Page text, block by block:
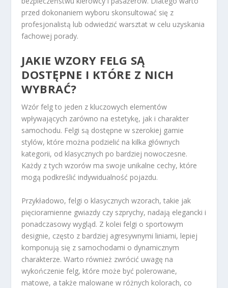
przed dokonaniem wyboru skonsultować się z
profesjonalistą lub odwiedzić warsztat w celu uzyskania
fachowej porady.
JAKIE WZORY FELG SĄ
DOSTĘPNE I KTÓRE Z NICH
WYBRAĆ?
Wzór felg to jeden z kluczowych elementów
wpływających zarówno na estetykę, jak i charakter
samochodu. Felgi są dostępne w szerokiej gamie
stylów, które można podzielić na kilka głównych
kategorii, od klasycznych po bardziej nowoczesne.
Każdy z tych wzorów ma swoje unikalne cechy, które
mogą podkreślić indywidualność pojazdu.
Przykładowo, felgi o klasycznych wzorach, takie jak
pięcioramienne gwiazdy czy szprychy, nadają elegancki i
ponadczasowy wygląd. Z kolei felgi o sportowym
designie, często z bardziej agresywnymi liniami, lepiej
komponują się z samochodami o dynamicznym
charakterze. Warto również zwrócić uwagę na
wykończenie felg, które może być polerowane,
matowe, a także malowane w różnych kolorach, co